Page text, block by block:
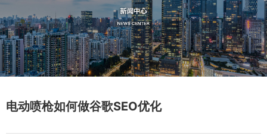
电动喷枪如何做谷歌SEO优化